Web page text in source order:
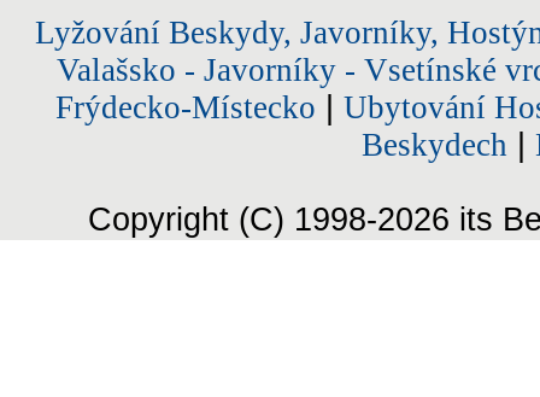
Lyžování Beskydy, Javorníky,
Valašsko - Javorníky - Vsetínské
Frýdecko-Místecko
Ubytování
Beskydech
Copyright (C) 1998-2026 its